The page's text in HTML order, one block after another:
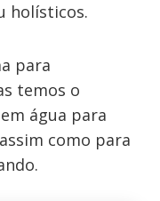
holísticos.
para
temos o
água para
como para